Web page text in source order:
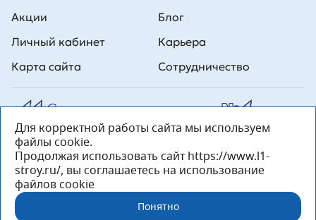
Акции
Личный кабинет
Карта сайта
Блог
Карьера
Сотрудничество
Все права на публикуемые на сайте материалы принадлежат
ООО Л1 Строительная комания №1. Любая информация,
представленная на данном сайте, носит исключительно
информационный характер и ни при каких условиях не является
публичной офертой, определяемой положениями статьи 437 ГК РФ.
«ООО «Л1 Строительная Компания №1» 196233, Санкт-Петербург, ул.
Орджоникидзе, д. 52, литер А, пом. 92-Н, офис 4 ИНН 7810269443,
ОГРН 1027804853559»
Для корректной работы сайта мы используем
файлы cookie.
Продолжая использовать сайт https://www.l1-
stroy.ru/, вы соглашаетесь на использование
файлов cookie
Понятно